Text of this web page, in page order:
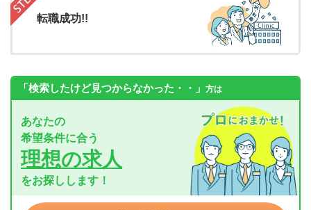
転職成功!!
「検索したけど見つからなかった・・」 方は
あなたの
希望条件に合う
理想の求人
をお探しします！